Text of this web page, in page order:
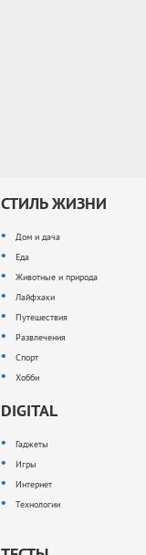
СТИЛЬ ЖИЗНИ
Дом и дача
Еда
Животные и природа
Лайфхаки
Путешествия
Развлечения
Спорт
Хобби
DIGITAL
Гаджеты
Игры
Интернет
Технологии